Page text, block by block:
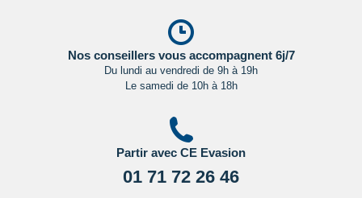
l’ambassade du pays de destination et de transit.
Important:Les formalités administratives et sanitaires étant
susceptibles de changer entre votre réservation et votre
départ, nous vous recommandons vivement de consulter
Nos conseillers vous accompagnent 6j/7
Du lundi au vendredi de 9h à 19h
Le samedi de 10h à 18h
Partir avec CE Evasion
01 71 72 26 46